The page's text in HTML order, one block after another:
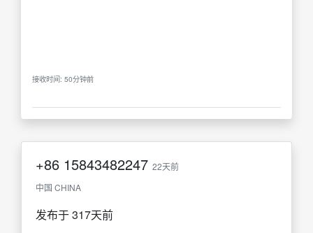
接收时间: 50分钟前
+86 15843482247 22天前
中国 CHINA
发布于 317天前